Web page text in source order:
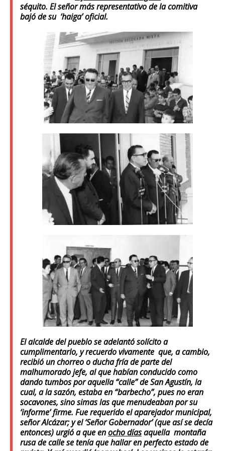
séquito. El señor más representativo de la comitiva
bajó de su ‘haiga’ oficial.
El alcalde del pueblo se adelantó solícito a
cumplimentarlo, y recuerdo vivamente que, a cambio,
recibió un chorreo o ducha fría de parte del
malhumorado jefe, al que habían conducido como
dando tumbos por aquella “calle” de San Agustín, la
cual, a la sazón, estaba en “barbecho”, pues no eran
socavones, sino simas las que menudeaban por su
‘informe’ firme. Fue requerido el aparejador municipal,
señor Alcázar; y el ‘Señor Gobernador’ (que así se decía
entonces) urgió a que enocho díasaquella montaña
rusa de calle se tenía que hallar en perfecto estado de